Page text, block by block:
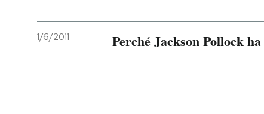
1/6/2011 Perché Jackson Pollock